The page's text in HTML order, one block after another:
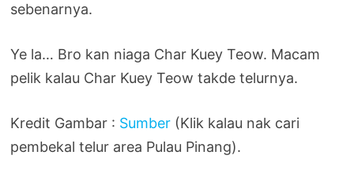
sebenarnya.
Ye la… Bro kan niaga Char Kuey Teow. Macam
pelik kalau Char Kuey Teow takde telurnya.
Kredit Gambar : Sumber (Klik kalau nak cari
pembekal telur area Pulau Pinang).